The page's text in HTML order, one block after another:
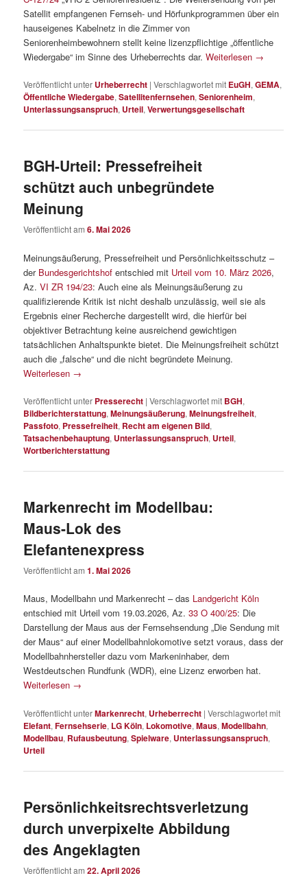
Satellit empfangenen Fernseh- und Hörfunkprogrammen über ein
hauseigenes Kabelnetz in die Zimmer von
Seniorenheimbewohnern stellt keine lizenzpflichtige „öffentliche
Wiedergabe“ im Sinne des Urheberrechts dar.Weiterlesen →
Veröffentlicht unter Urheberrecht |Verschlagwortet mit EuGH,GEMA,
Öffentliche Wiedergabe,Satellitenfernsehen,Seniorenheim,
Unterlassungsanspruch, Urteil,Verwertungsgesellschaft
BGH-Urteil: Pressefreiheit
schützt auch unbegründete
Meinung
Veröffentlicht am6. Mai 2026
Meinungsäußerung, Pressefreiheit und Persönlichkeitsschutz –
der Bundesgerichtshof entschied mit Urteil vom 10. März 2026,
Az.VI ZR 194/23: Auch eine als Meinungsäußerung zu
qualifizierende Kritik ist nicht deshalb unzulässig, weil sie als
Ergebnis einer Recherche dargestellt wird, die hierfür bei
objektiver Betrachtung keine ausreichend gewichtigen
tatsächlichen Anhaltspunkte bietet. Die Meinungsfreiheit schützt
auch die „falsche“ und die nicht begründete Meinung.
Weiterlesen →
Veröffentlicht unter Presserecht |Verschlagwortet mit BGH,
Bildberichterstattung,Meinungsäußerung,Meinungsfreiheit,
Passfoto, Pressefreiheit, Recht am eigenen Bild,
Tatsachenbehauptung, Unterlassungsanspruch, Urteil,
Wortberichterstattung
Markenrecht im Modellbau:
Maus-Lok des
Elefantenexpress
Veröffentlicht am1. Mai 2026
Maus, Modellbahn und Markenrecht – das Landgericht Köln
entschied mit Urteil vom 19.03.2026, Az.33 O 400/25: Die
Darstellung der Maus aus der Fernsehsendung „Die Sendung mit
der Maus“ auf einer Modellbahnlokomotive setzt voraus, dass der
Modellbahnhersteller dazu vom Markeninhaber, dem
Westdeutschen Rundfunk (WDR), eine Lizenz erworben hat.
Weiterlesen →
Veröffentlicht unterMarkenrecht, Urheberrecht |Verschlagwortet mit
Elefant,Fernsehserie, LG Köln, Lokomotive,Maus,Modellbahn,
Modellbau, Rufausbeutung,Spielware, Unterlassungsanspruch,
Urteil
Persönlichkeitsrechtsverletzung
durch unverpixelte Abbildung
des Angeklagten
Veröffentlicht am22. April 2026